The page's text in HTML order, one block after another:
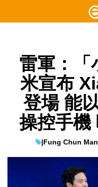
雷軍：「
米宣布
登場 能
操控手機
|Fung Chun Man